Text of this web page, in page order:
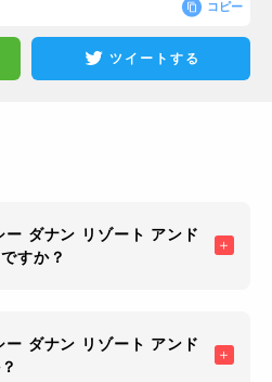
コピー
ツイートする
ダナン リゾート アンド
すか？
ダナン リゾート アンド